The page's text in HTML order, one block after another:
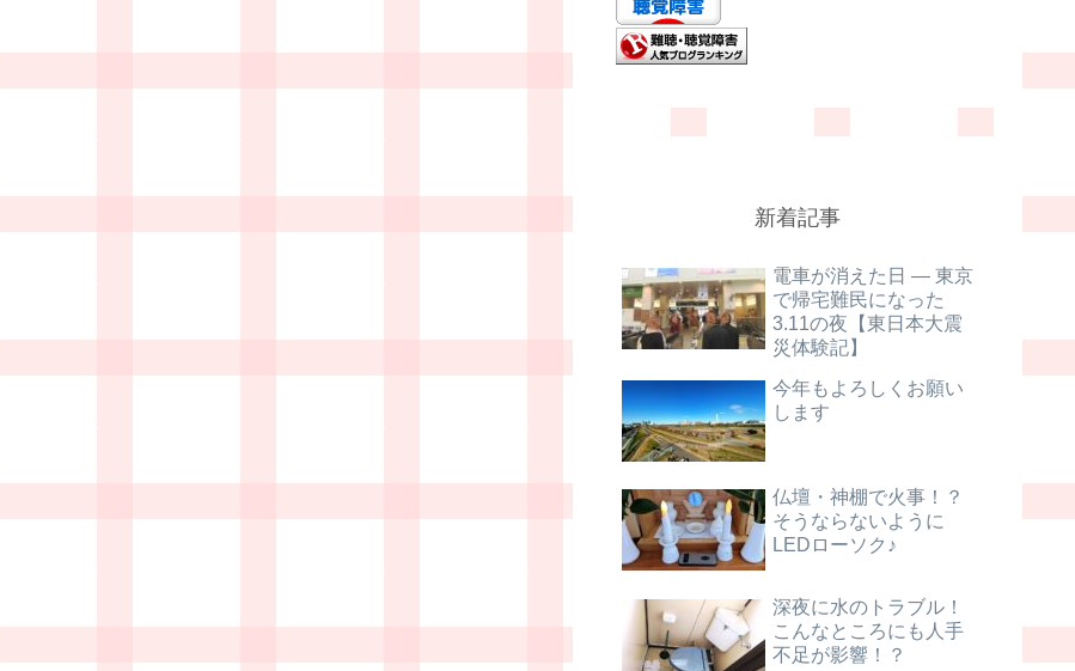
新着記事
電車が消えた日 ― 東京
で帰宅難民になった
3.11の夜【東日本大震
災体験記】
今年もよろしくお願い
します
仏壇・神棚で火事！？
そうならないように
LEDローソク♪
深夜に水のトラブル！
こんなところにも人手
不足が影響！？